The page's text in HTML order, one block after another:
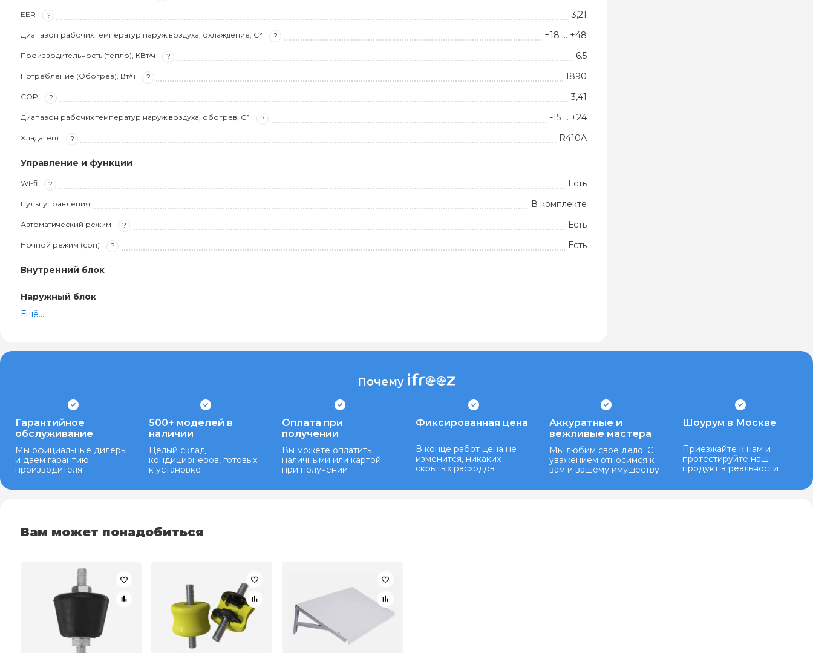
EER ? 3,21
Диапазон рабочих температур наруж.воздуха, охлаждение, С° ? +18 … +48
Производительность (тепло), КВт/ч ? 6.5
Потребление (Обогрев), Вт/ч ? 1890
COP ? 3,41
Диапазон рабочих температур наруж.воздуха, обогрев, С° ? -15 … +24
Хладагент ? R410A
Управление и функции
Wi-fi ? Есть
Пульт управления В комплекте
Автоматический режим ? Есть
Ночной режим (сон) ? Есть
Внутренний блок
Наружный блок
Ещё...
Почему
Гарантийное
обслуживание
Мы официальные дилеры
и даем гарантию
производителя
500+ моделей в
наличии
Целый склад
кондиционеров, готовых
к установке
Оплата при
получении
Вы можете оплатить
наличными или картой
при получении
Фиксированная цена
В конце работ цена не
изменится, никаких
скрытых расходов
Аккуратные и
вежливые мастера
Мы любим свое дело. С
уважением относимся к
вам и вашему имуществу
Шоурум в Москве
Приезжайте к нам и
протестируйте наш
продукт в реальности
Вам может понадобиться